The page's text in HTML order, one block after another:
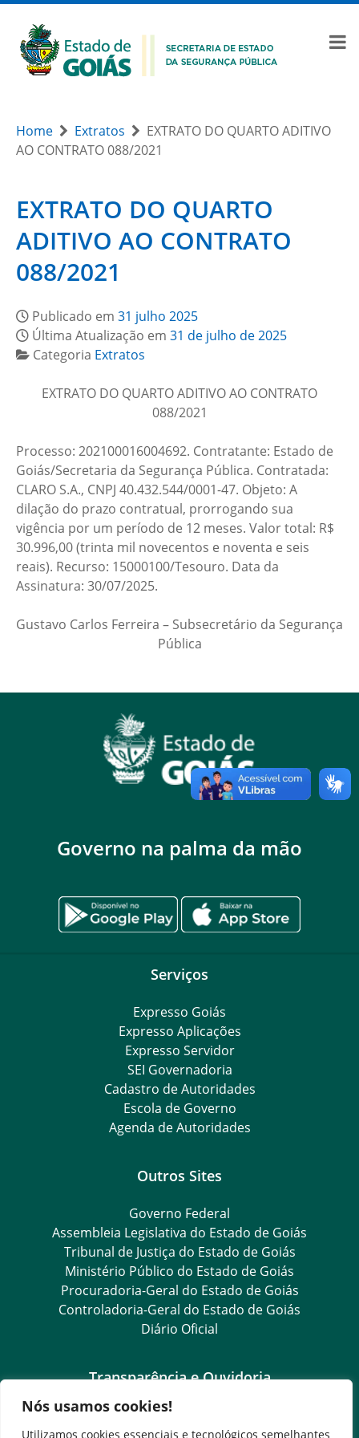
Nós usamos cookies!
Utilizamos cookies essenciais e tecnológicos semelhantes
Home Extratos
EXTRATO DO QUARTO ADITIVO
AO CONTRATO 088/2021
EXTRATO DO QUARTO
ADITIVO AO CONTRATO
088/2021
Publicado em 31 julho 2025
Última Atualização em 31 de julho de 2025
Categoria Extratos
EXTRATO DO QUARTO ADITIVO AO CONTRATO
088/2021
Processo: 202100016004692. Contratante: Estado de
Goiás/Secretaria da Segurança Pública. Contratada:
CLARO S.A., CNPJ 40.432.544/0001-47. Objeto: A
dilação do prazo contratual, prorrogando sua
vigência por um período de 12 meses. Valor total: R$
30.996,00 (trinta mil novecentos e noventa e seis
reais). Recurso: 15000100/Tesouro. Data da
Assinatura: 30/07/2025.
Gustavo Carlos Ferreira – Subsecretário da Segurança
Pública
Governo na palma da mão
Serviços
Expresso Goiás
Expresso Aplicações
Expresso Servidor
SEI Governadoria
Cadastro de Autoridades
Escola de Governo
Agenda de Autoridades
Outros Sites
Governo Federal
Assembleia Legislativa do Estado de Goiás
Tribunal de Justiça do Estado de Goiás
Ministério Público do Estado de Goiás
Procuradoria-Geral do Estado de Goiás
Controladoria-Geral do Estado de Goiás
Diário Oficial
Transparência e Ouvidoria
LGPD
Goiás Transparência